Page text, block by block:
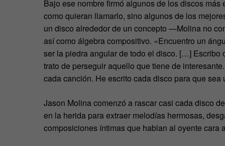
Bajo ese nombre firmó algunos de los discos
como quieran llamarlo, sino algunos de los
un disco alrededor de un concepto —Molina no
así como álgebra compositivo. «Encuentro un
ser la piedra angular de todo el disco. […] Escribo
trato de perseguir aquello que tiene de
cada canción. He escrito cada disco para que sea
Jason Molina comenzó a rascar casi cada disco
en la herida para extraer melodías hermosas,
composiciones íntimas que hablan al oyente cara